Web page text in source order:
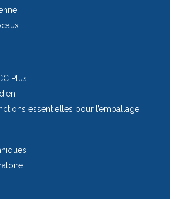
Plus
essentielles pour l’emballage​